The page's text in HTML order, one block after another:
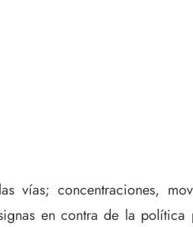
vías; concentraciones,
en contra de la política